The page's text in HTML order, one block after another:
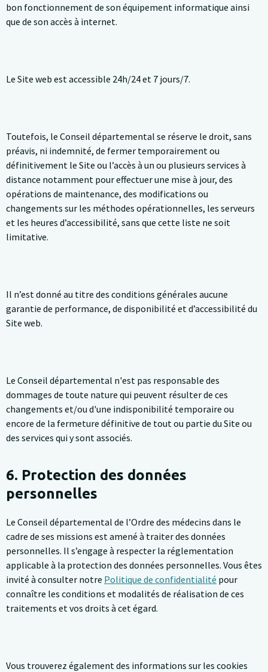
bon fonctionnement de son équipement informatique ainsi
que de son accès à internet.
Le Site web est accessible 24h/24 et 7 jours/7.
Toutefois, le Conseil départemental se réserve le droit, sans
préavis, ni indemnité, de fermer temporairement ou
définitivement le Site ou l’accès à un ou plusieurs services à
distance notamment pour effectuer une mise à jour, des
opérations de maintenance, des modifications ou
changements sur les méthodes opérationnelles, les serveurs
et les heures d’accessibilité, sans que cette liste ne soit
limitative.
Il n’est donné au titre des conditions générales aucune
garantie de performance, de disponibilité et d’accessibilité du
Site web.
Le Conseil départemental n'est pas responsable des
dommages de toute nature qui peuvent résulter de ces
changements et/ou d'une indisponibilité temporaire ou
encore de la fermeture définitive de tout ou partie du Site ou
des services qui y sont associés.
6. Protection des données
personnelles
Le Conseil départemental de l’Ordre des médecins dans le
cadre de ses missions est amené à traiter des données
personnelles. Il s’engage à respecter la réglementation
applicable à la protection des données personnelles. Vous êtes
invité à consulter notre Politique de confidentialité pour
connaître les conditions et modalités de réalisation de ces
traitements et vos droits à cet égard.
Vous trouverez également des informations sur les cookies